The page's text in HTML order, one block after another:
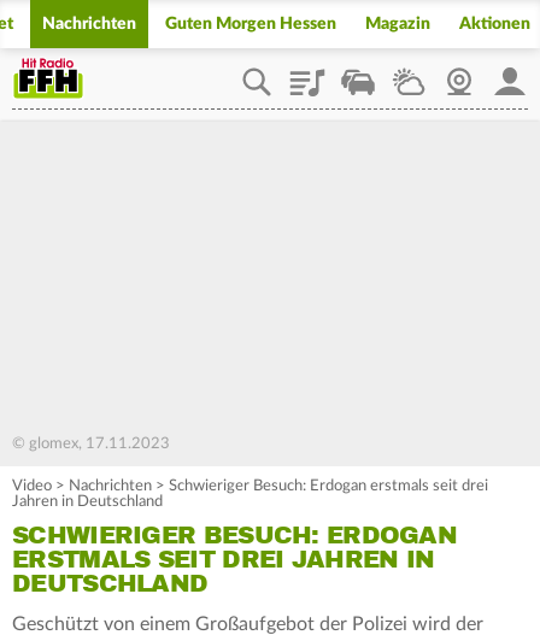
Nachrichten Guten Morgen Hessen Magazin Aktionen
PlaylistStaupilotWetterWebcam
© glomex, 17.11.2023
Video > Nachrichten > Schwieriger Besuch: Erdogan erstmals seit drei
Jahren in Deutschland
SCHWIERIGER BESUCH: ERDOGAN
ERSTMALS SEIT DREI JAHREN IN
DEUTSCHLAND
Geschützt von einem Großaufgebot der Polizei wird der